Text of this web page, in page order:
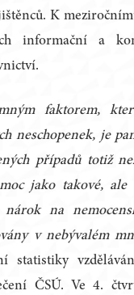
K
informační a
faktorem,
neschopenek, je
případů totiž
jako takové,
nárok na
v nebývalém
statistiky
ČSÚ. Ve 4.